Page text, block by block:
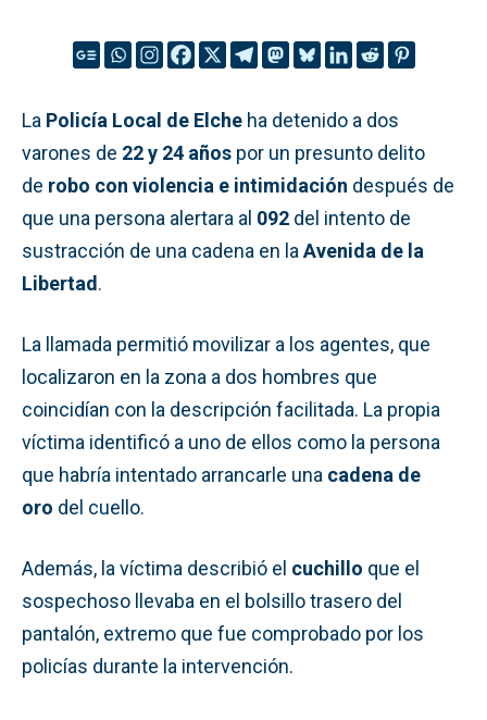
La Policía Local de Elche ha detenido a dos
varones de 22 y 24 años por un presunto delito
de robo con violencia e intimidación después de
que una persona alertara al 092 del intento de
sustracción de una cadena en la Avenida de la
Libertad.
La llamada permitió movilizar a los agentes, que
localizaron en la zona a dos hombres que
coincidían con la descripción facilitada. La propia
víctima identificó a uno de ellos como la persona
que habría intentado arrancarle una cadena de
oro del cuello.
Además, la víctima describió el cuchillo que el
sospechoso llevaba en el bolsillo trasero del
pantalón, extremo que fue comprobado por los
policías durante la intervención.